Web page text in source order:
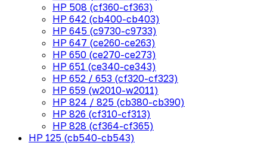
HP 508 (cf360-cf363)
HP 642 (cb400-cb403)
HP 645 (c9730-c9733)
HP 647 (ce260-ce263)
HP 650 (ce270-ce273)
HP 651 (ce340-ce343)
HP 652 / 653 (cf320-cf323)
HP 659 (w2010-w2011)
HP 824 / 825 (cb380-cb390)
HP 826 (cf310-cf313)
HP 828 (cf364-cf365)
HP 125 (cb540-cb543)